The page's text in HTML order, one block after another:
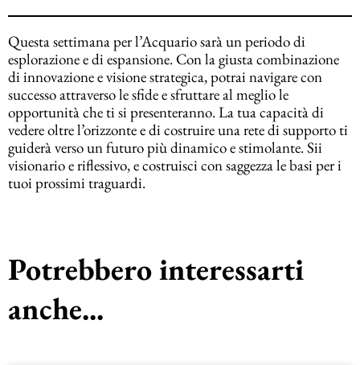
Questa settimana per l’Acquario sarà un periodo di
esplorazione e di espansione. Con la giusta combinazione
di innovazione e visione strategica, potrai navigare con
successo attraverso le sfide e sfruttare al meglio le
opportunità che ti si presenteranno. La tua capacità di
vedere oltre l’orizzonte e di costruire una rete di supporto ti
guiderà verso un futuro più dinamico e stimolante. Sii
visionario e riflessivo, e costruisci con saggezza le basi per i
tuoi prossimi traguardi.
Potrebbero interessarti
anche...